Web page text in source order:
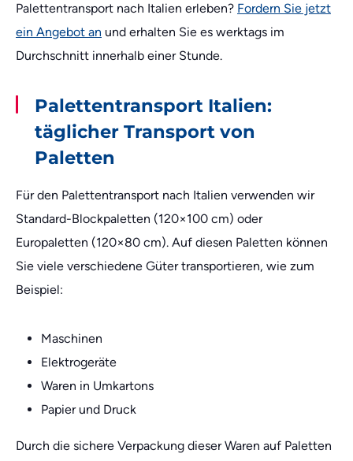
Palettentransport nach Italien erleben? Fordern Sie jetzt
ein Angebot an und erhalten Sie es werktags im
Durchschnitt innerhalb einer Stunde.
Palettentransport Italien:
täglicher Transport von
Paletten
Für den Palettentransport nach Italien verwenden wir
Standard-Blockpaletten (120×100 cm) oder
Europaletten (120×80 cm). Auf diesen Paletten können
Sie viele verschiedene Güter transportieren, wie zum
Beispiel:
Maschinen
Elektrogeräte
Waren in Umkartons
Papier und Druck
Durch die sichere Verpackung dieser Waren auf Paletten